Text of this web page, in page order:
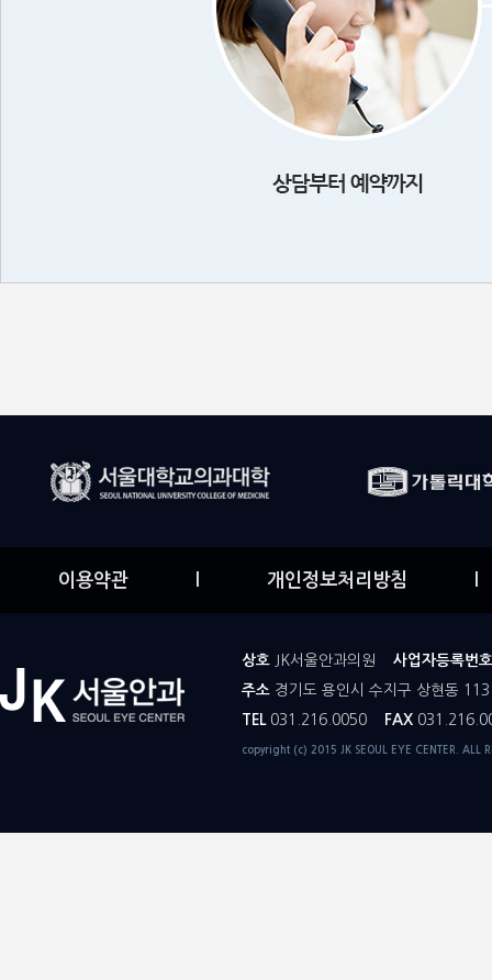
이용약관 개인정보처리방침
상호 JK서울안과의원 사업자등록번호
주소 경기도 용인시 수지구 상현동
TEL031.216.0050 FAX
copyright (c) 2015 JK SEOUL EYE CENTER. ALL